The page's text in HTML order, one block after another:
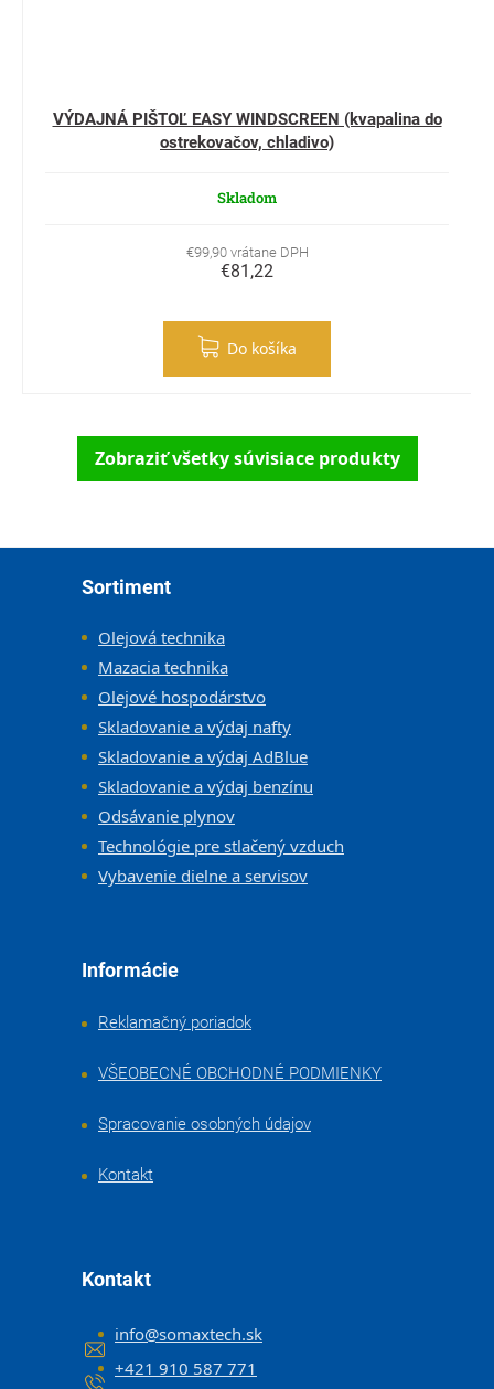
VÝDAJNÁ PIŠTOĽ EASY WINDSCREEN (kvapalina do
ostrekovačov, chladivo)
Skladom
€99,90 vrátane DPH
€81,22
Do košíka
Zobraziť všetky súvisiace produkty
Sortiment
Olejová technika
Mazacia technika
Olejové hospodárstvo
Skladovanie a výdaj nafty
Skladovanie a výdaj AdBlue
Skladovanie a výdaj benzínu
Odsávanie plynov
Technológie pre stlačený vzduch
Vybavenie dielne a servisov
Informácie
Reklamačný poriadok
VŠEOBECNÉ OBCHODNÉ PODMIENKY
Spracovanie osobných údajov
Kontakt
Kontakt
info@somaxtech.sk
+421 910 587 771